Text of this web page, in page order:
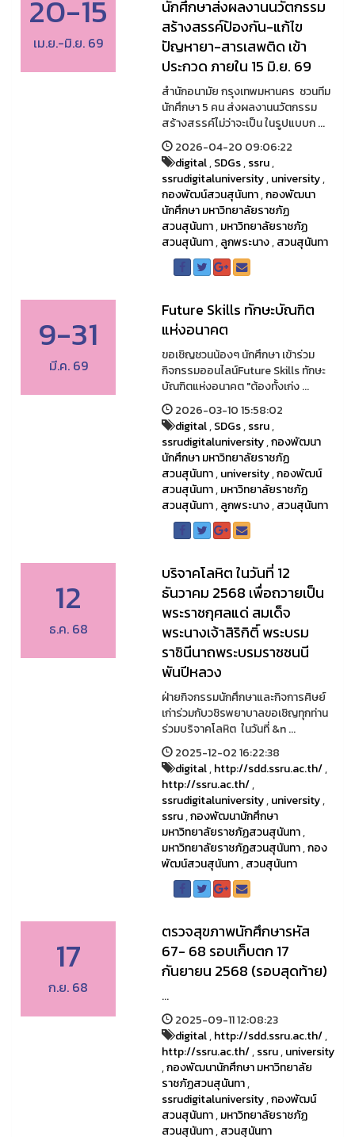
20-15
เม.ย.-มิ.ย. 69
นักศึกษาส่งผลงานนวัตกรรม
สร้างสรรค์ป้องกัน-แก้ไข
ปัญหายา-สารเสพติด เข้า
ประกวด ภายใน 15 มิ.ย. 69
สำนักอนามัย กรุงเทพมหานคร ชวนทีม
นักศึกษา 5 คน ส่งผลงานนวัตกรรม
สร้างสรรค์ไม่ว่าจะเป็น ในรูปแบบก ...
2026-04-20 09:06:22
digital,SDGs,ssru,
ssrudigitaluniversity,university,
กองพัฒน์สวนสุนันทา,กองพัฒนา
นักศึกษา มหาวิทยาลัยราชภัฏ
สวนสุนันทา,มหาวิทยาลัยราชภัฏ
สวนสุนันทา,ลูกพระนาง,สวนสุนันทา
9-31
มี.ค. 69
Future Skills ทักษะบัณฑิต
แห่งอนาคต
ขอเชิญชวนน้องๆ นักศึกษา เข้าร่วม
กิจกรรมออนไลน์Future Skills ทักษะ
บัณฑิตแห่งอนาคต "ต้องทั้งเก่ง ...
2026-03-10 15:58:02
digital,SDGs,ssru,
ssrudigitaluniversity,กองพัฒนา
นักศึกษา มหาวิทยาลัยราชภัฏ
สวนสุนันทา,university,กองพัฒน์
สวนสุนันทา,มหาวิทยาลัยราชภัฏ
สวนสุนันทา,ลูกพระนาง,สวนสุนันทา
12
ธ.ค. 68
บริจาคโลหิต ในวันที่ 12
ธันวาคม 2568 เพื่อถวายเป็น
พระราชกุศลแด่ สมเด็จ
พระนางเจ้าสิริกิติ์ พระบรม
ราชินีนาถพระบรมราชชนนี
พันปีหลวง
ฝ่ายกิจกรรมนักศึกษาและกิจการศิษย์
เก่าร่วมกับวชิรพยาบาลขอเชิญทุกท่าน
ร่วมบริจาคโลหิต ในวันที่ &n ...
2025-12-02 16:22:38
digital,http://sdd.ssru.ac.th/,
http://ssru.ac.th/,
ssrudigitaluniversity,university,
ssru,กองพัฒนานักศึกษา
มหาวิทยาลัยราชภัฏสวนสุนันทา,
มหาวิทยาลัยราชภัฏสวนสุนันทา,กอง
พัฒน์สวนสุนันทา,สวนสุนันทา
17
ก.ย. 68
ตรวจสุขภาพนักศึกษารหัส
67- 68 รอบเก็บตก 17
กันยายน 2568 (รอบสุดท้าย)
...
2025-09-11 12:08:23
digital,http://sdd.ssru.ac.th/,
http://ssru.ac.th/,ssru,university
,กองพัฒนานักศึกษา มหาวิทยาลัย
ราชภัฏสวนสุนันทา,
ssrudigitaluniversity,กองพัฒน์
สวนสุนันทา,มหาวิทยาลัยราชภัฏ
สวนสุนันทา,สวนสุนันทา